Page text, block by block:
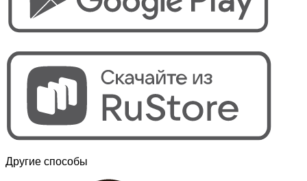
Другие способы